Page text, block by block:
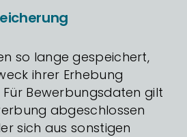
so lange gespeichert,
ihrer Erhebung
Bewerbungsdaten gilt
abgeschlossen
sich aus sonstigen